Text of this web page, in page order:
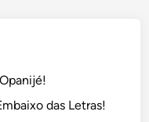
das Letras!